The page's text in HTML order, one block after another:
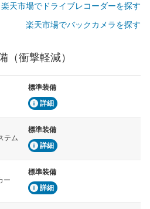
楽天市場でドライブレコーダーを探す
楽天市場でバックカメラを探す
（衝撃軽減）
標準装備
詳細
テム
標準装備
詳細
ー
標準装備
詳細